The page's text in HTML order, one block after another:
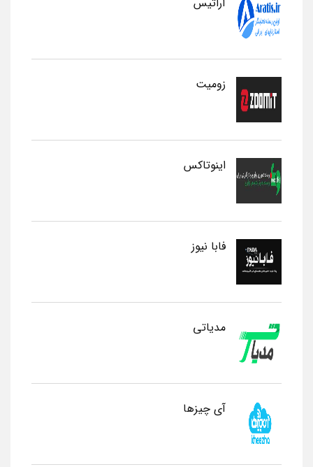
زومیت
اینوتاکس
فابا نیوز
مدیاتی
آی چیزها